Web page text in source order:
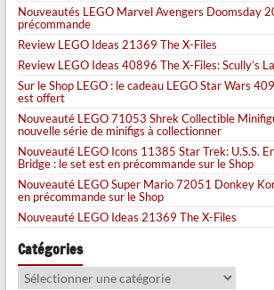
Nouveautés LEGO Marvel Avengers Doomsday
précommande
Review LEGO Ideas 21369 The X-Files
Review LEGO Ideas 40896 The X-Files: Scully’s
Sur le Shop LEGO : le cadeau LEGO Star Wars
est offert
Nouveauté LEGO 71053 Shrek Collectible
nouvelle série de minifigs à collectionner
Nouveauté LEGO Icons 11385 Star Trek: U.S.S.
Bridge : le set est en précommande sur le Shop
Nouveauté LEGO Super Mario 72051 Donkey
en précommande sur le Shop
Nouveauté LEGO Ideas 21369 The X-Files
Catégories
Catégories